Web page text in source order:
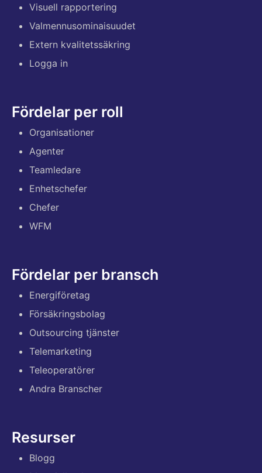
Visuell rapportering
Valmennusominaisuudet
Extern kvalitetssäkring
Logga in
Fördelar per roll
Organisationer
Agenter
Teamledare
Enhetschefer
Chefer
WFM
Fördelar per bransch
Energiföretag
Försäkringsbolag
Outsourcing tjänster
Telemarketing
Teleoperatörer
Andra Branscher
Resurser
Blogg